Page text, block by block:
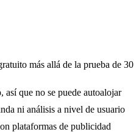
más allá de la prueba de 30
así que no se puede autoalojar
ni análisis a nivel de usuario
plataformas de publicidad